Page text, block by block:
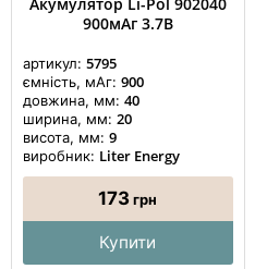
900мАг 3.7В
артикул: 5795
ємність, мАг: 900
довжина, мм: 40
ширина, мм: 20
висота, мм: 9
виробник: Liter Energy
173грн
Купити